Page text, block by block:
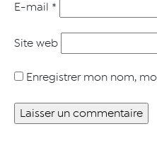
E-mail *
Site web
Enregistrer mon nom,